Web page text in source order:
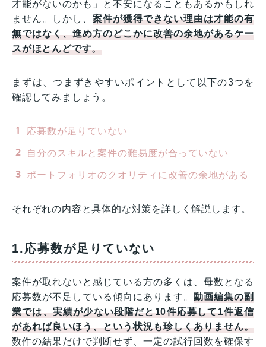
才能がないのかも」と不安になることもあるかもしれ
ません。しかし、案件が獲得できない理由は才能の有
無ではなく、進め方のどこかに改善の余地があるケー
スがほとんどです。
まずは、つまずきやすいポイントとして以下の3つを
確認してみましょう。
応募数が足りていない
自分のスキルと案件の難易度が合っていない
ポートフォリオのクオリティに改善の余地がある
それぞれの内容と具体的な対策を詳しく解説します。
1.応募数が足りていない
案件が取れないと感じている方の多くは、母数となる
応募数が不足している傾向にあります。動画編集の副
業では、実績が少ない段階だと10件応募して1件返信
があれば良いほう、という状況も珍しくありません。
数件の結果だけで判断せず、一定の試行回数を確保す